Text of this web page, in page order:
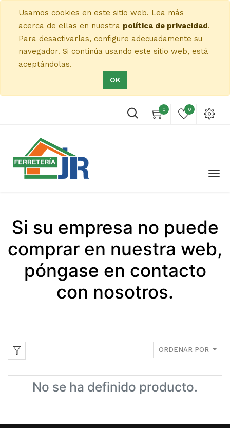
Usamos cookies en este sitio web. Lea más
acerca de ellas en nuestra política de privacidad.
Para desactivarlas, configure adecuadamente su
navegador. Si continúa usando este sitio web, está
aceptándolas.
OK
0 0
Si su empresa no puede
comprar en nuestra web,
póngase en contacto
con nosotros.
ORDENAR POR
No se ha definido producto.